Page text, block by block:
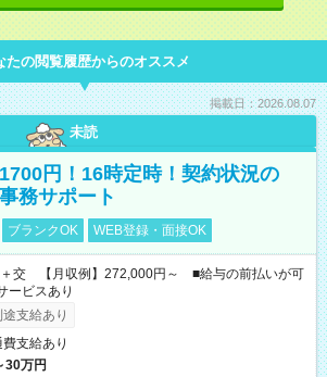
たの閲覧履歴からのオススメ
掲載日：2026.08.07
未読
円！16時定時！契約状況の
務サポート
ブランクOK WEB登録・面接OK
交 【月収例】272,000円～ ■給与の前払いが可
ービスあり
支給あり
支給あり
30万円